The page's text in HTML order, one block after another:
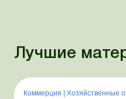
Лучшие
Коммерция Хозяйственные